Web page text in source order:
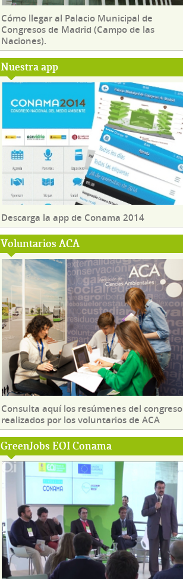
Cómo llegar al Palacio Municipal de
Congresos de Madrid (Campo de las
Naciones).
Nuestra app
Descarga la app de Conama 2014
Voluntarios ACA
Consulta aquí los resúmenes del congreso
realizados por los voluntarios de ACA
GreenJobs EOI Conama